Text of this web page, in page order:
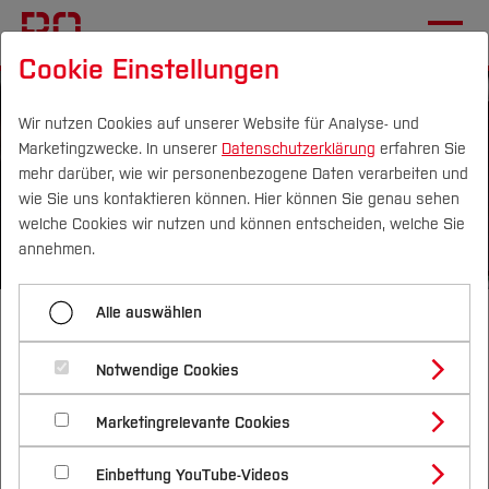
Campus Personen DE|EN Quicklinks
Studium
Studienangebote
Bachelorstudiengänge
Masterstudiengänge
Vor dem Studium
Bewerben & Einschreiben
Bewerbungsportal
Im Studium
Studienbüros und Prüfungen
Nach dem Studium
Forschung & Transfer
Profil
Forschungs- und Transferprofil
Schwerpunkte (FuT)
Beratung & Förderung
Nachhaltigkeit
Nachhaltigkeit studieren
International
Master of Science
Mechanical
Engineering
Cookie Einstellungen
Wir nutzen Cookies auf unserer Website für Analyse- und
Marketingzwecke. In unserer Datenschutzerklärung erfahren Sie
mehr darüber, wie wir personenbezogene Daten verarbeiten und
wie Sie uns kontaktieren können. Hier können Sie genau sehen
welche Cookies wir nutzen und können entscheiden, welche Sie
annehmen.
Alle auswählen
Notwendige Cookies
Marketingrelevante Cookies
Einbettung YouTube-Videos